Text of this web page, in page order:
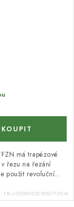
má trapézové
řezu na řezání
použit revoluční...
FRLU5D08002503080TFZNW